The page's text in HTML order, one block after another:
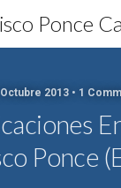
Ponce
2013 • 1
Ponce